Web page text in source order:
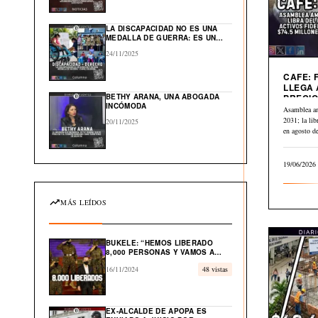
LA DISCAPACIDAD NO ES UNA
MEDALLA DE GUERRA: ES UN
24/11/2025
BETHY ARANA, UNA ABOGADA
INCÓMODA
20/11/2025
MÁS LEÍDOS
BUKELE: “HEMOS LIBERADO
8,000 PERSONAS Y VAMOS A
INOCENTES”
16/11/2024 48 vistas
EX-ALCALDE DE APOPA ES
CAFE:
LLEGA
A $2.84
Asamblea
2031; la
en agosto
19/06/2026